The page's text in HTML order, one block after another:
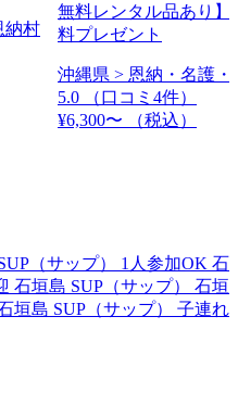
納村
無料レンタル品あり】
料プレゼント
沖縄県 > 恩納・名護・
5.0
（口コミ4件）
¥6,300〜
（税込）
（サップ） 1人参加OK 石
石垣島 SUP（サップ） 石垣
垣島 SUP（サップ） 子連れ